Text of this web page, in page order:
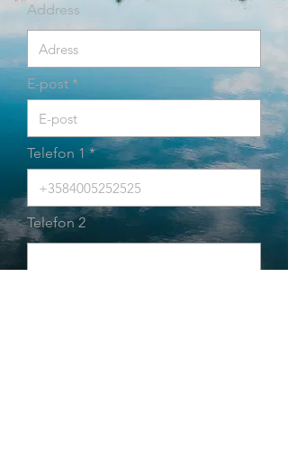
Address
E-post
Telefon 1
Telefon 2